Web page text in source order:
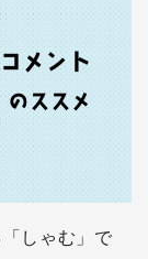
しゃむ」で